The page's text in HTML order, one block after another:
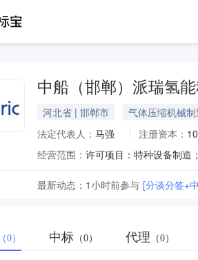
中船（邯郸）派瑞氢
河北省 | 邯郸市 气体压缩机械制
法定代表人： 马强 注册资本：
经营范围：
最新动态： 1小时前参与 [分谈分签+
（0） 中标 （0） 代理 （0）